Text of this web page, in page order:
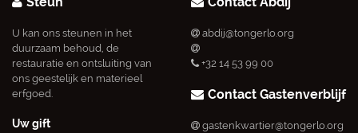
U kan ons steunen in het
duurzaam behoud, de
restauratie en ontsluiting van
ons geestelijk en materieel
erfgoed.
Uw gift
abdij@tongerlo.org
+32 14 53 99 00
Contact Gastenverblijf
gastenkwartier@tongerlo.org